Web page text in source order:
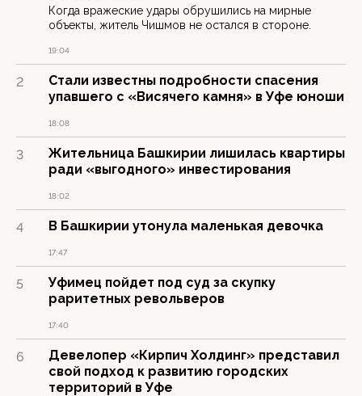
Когда вражеские удары обрушились на мирные
объекты, житель Чишмов не остался в стороне.
19:04
2
Стали известны подробности спасения
упавшего с «Висячего камня» в Уфе юноши
18:08
3
Жительница Башкирии лишилась квартиры
ради «выгодного» инвестирования
18:02
4 В Башкирии утонула маленькая девочка
17:47
5
Уфимец пойдет под суд за скупку
раритетных револьверов
17:40
6
Девелопер «Кирпич Холдинг» представил
свой подход к развитию городских
территорий в Уфе